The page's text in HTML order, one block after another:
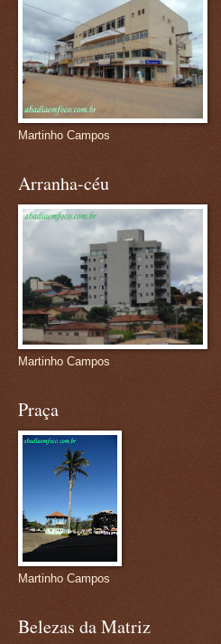
Martinho Campos
Arranha-céu
Martinho Campos
Praça
Martinho Campos
Belezas da Matriz